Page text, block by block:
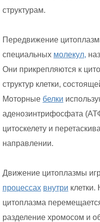
структурам.
Передвижение
специальных молекул,
Они прикрепляются к
структур клетки,
Моторные белки
аденозинтрифосфата
цитоскелету и
направлении.
Движение цитоплазмы
процессах внутри
цитоплазма
разделение хромосом и